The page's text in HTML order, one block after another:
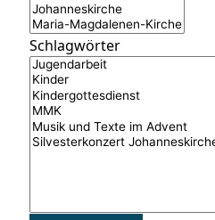
Schlagwörter
Schlagwörter